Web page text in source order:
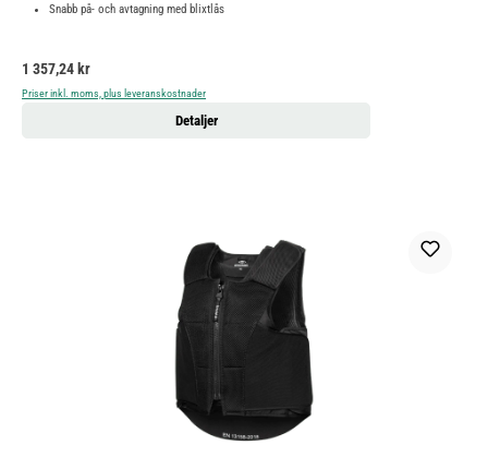
Snabb på- och avtagning med blixtlås
Ordinarie pris:
1 357,24 kr
Priser inkl. moms, plus leveranskostnader
Detaljer